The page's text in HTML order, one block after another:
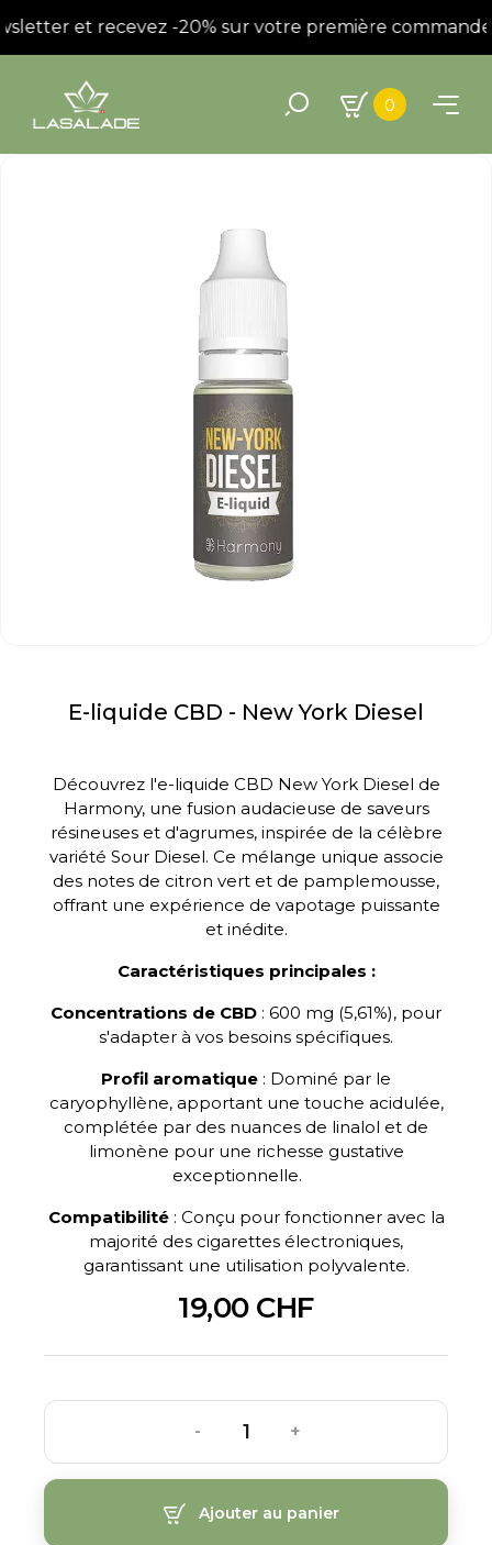
et recevez -20% sur votre première commande !
0
E-liquide CBD - New York Diesel
Découvrez l'e-liquide CBD New York Diesel de
Harmony, une fusion audacieuse de saveurs
résineuses et d'agrumes, inspirée de la célèbre
variété Sour Diesel. Ce mélange unique associe
des notes de citron vert et de pamplemousse,
offrant une expérience de vapotage puissante
et inédite.
Caractéristiques principales :
Concentrations de CBD : 600 mg (5,61%), pour
s'adapter à vos besoins spécifiques.
Profil aromatique : Dominé par le
caryophyllène, apportant une touche acidulée,
complétée par des nuances de linalol et de
limonène pour une richesse gustative
exceptionnelle.
Compatibilité: Conçu pour fonctionner avec la
majorité des cigarettes électroniques,
garantissant une utilisation polyvalente.
19,00 CHF
- +
Ajouter au panier